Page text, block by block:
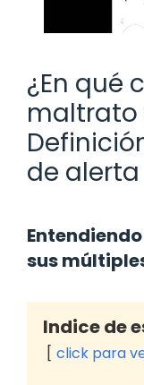
¿En qué
maltrato
de alerta
sus
Indice de
click para